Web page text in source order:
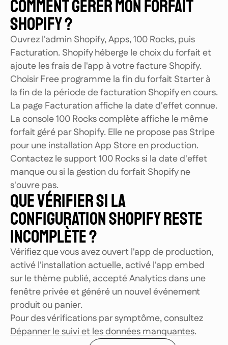
COMMENT GÉRER MON FORFAIT
SHOPIFY ?
Ouvrez l'admin Shopify, Apps, 100 Rocks, puis
Facturation. Shopify héberge le choix du forfait et
ajoute les frais de l'app à votre facture Shopify.
Choisir Free programme la fin du forfait Starter à
la fin de la période de facturation Shopify en cours.
La page Facturation affiche la date d'effet connue.
La console 100 Rocks complète affiche le même
forfait géré par Shopify. Elle ne propose pas Stripe
pour une installation App Store en production.
Contactez le support 100 Rocks si la date d'effet
manque ou si la gestion du forfait Shopify ne
s'ouvre pas.
QUE VÉRIFIER SI LA
CONFIGURATION SHOPIFY RESTE
INCOMPLÈTE ?
Vérifiez que vous avez ouvert l'app de production,
activé l'installation actuelle, activé l'app embed
sur le thème publié, accepté Analytics dans une
fenêtre privée et généré un nouvel événement
produit ou panier.
Pour des vérifications par symptôme, consultez
Dépanner le suivi et les données manquantes.